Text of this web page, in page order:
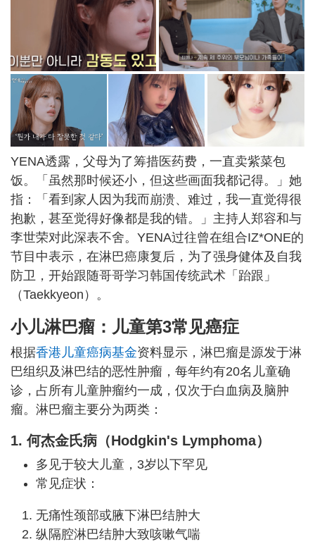
YENA透露，父母为了筹措医药费，一直卖紫菜包
饭。「虽然那时候还小，但这些画面我都记得。」她
指：「看到家人因为我而崩溃、难过，我一直觉得很
抱歉，甚至觉得好像都是我的错。」主持人郑容和与
李世荣对此深表不舍。YENA过往曾在组合IZ*ONE的
节目中表示，在淋巴癌康复后，为了强身健体及自我
防卫，开始跟随哥哥学习韩国传统武术「跆跟」
（Taekkyeon）。
小儿淋巴瘤：儿童第3常见癌症
根据香港儿童癌病基金资料显示，淋巴瘤是源发于淋
巴组织及淋巴结的恶性肿瘤，每年约有20名儿童确
诊，占所有儿童肿瘤约一成，仅次于白血病及脑肿
瘤。淋巴瘤主要分为两类：
1. 何杰金氏病（Hodgkin's Lymphoma）
多见于较大儿童，3岁以下罕见
常见症状：
无痛性颈部或腋下淋巴结肿大
纵隔腔淋巴结肿大致咳嗽气喘